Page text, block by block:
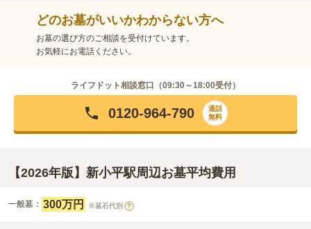
どのお墓がいいかわからない方へ
お墓の選び方のご相談を受付けています。
お気軽にお電話ください。
ライフドット相談窓口（09:30～18:00受付）
0120-964-790
通話
無料
【2026年版】新小平駅周辺お墓平均費用
一般墓： 300万円 ※墓石代別 ?